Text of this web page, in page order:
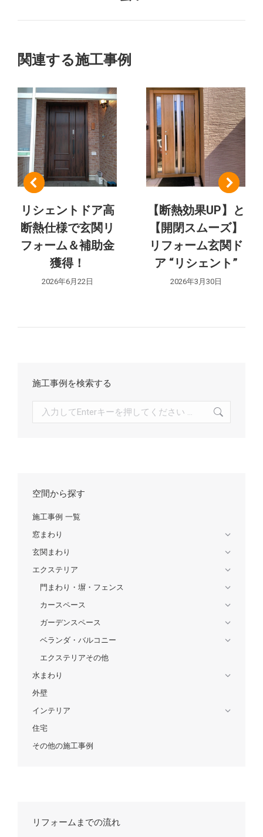
の
ナ
ビ
ゲ
ー
シ
ョ
ン
ク
関連する施工事例
リシェントドア高
断熱仕様で玄関リ
フォーム＆補助金
獲得！
2026年6月22日
【断熱効果UP】と
【開閉スムーズ】
リフォーム玄関ド
ア “リシェント”
2026年3月30日
施工事例を検索する
空間から探す
施工事例 一覧
窓まわり
玄関まわり
エクステリア
門まわり・塀・フェンス
カースペース
ガーデンスペース
ベランダ・バルコニー
エクステリアその他
水まわり
外壁
インテリア
住宅
その他の施工事例
リフォームまでの流れ